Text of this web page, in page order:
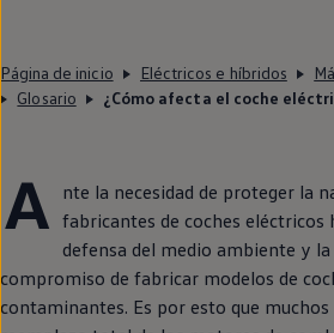
Página de inicio Eléctricos e híbridos
Glosario
¿Cómo afecta el coche
A
nte la necesidad de proteger la
fabricantes de coches eléctricos
defensa del medio ambiente y la
compromiso de fabricar modelos de
contaminantes. Es por esto que